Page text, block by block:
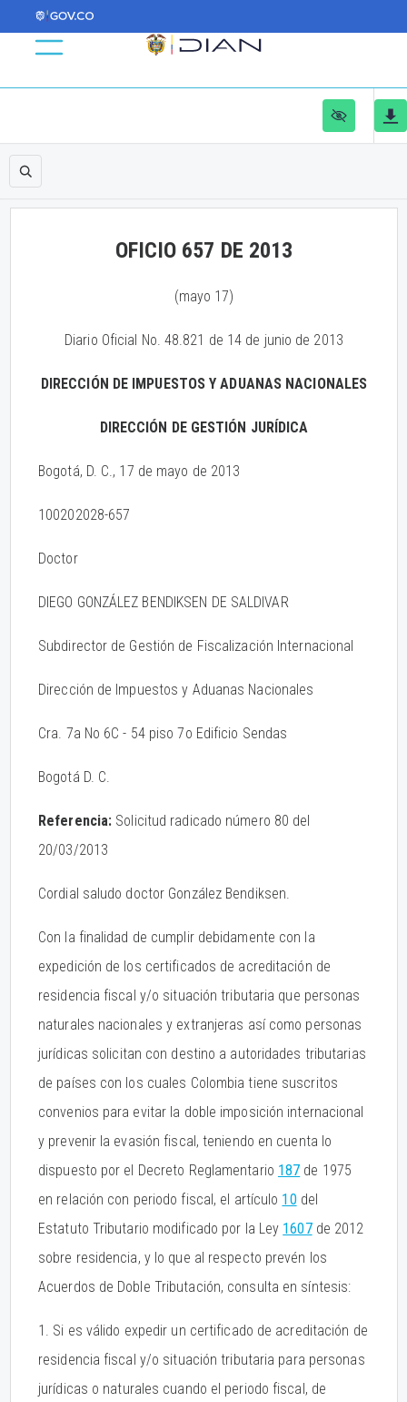
OFICIO 657 DE 2013
(mayo 17)
Diario Oficial No. 48.821 de 14 de junio de 2013
DIRECCIÓN DE IMPUESTOS Y ADUANAS NACIONALES
DIRECCIÓN DE GESTIÓN JURÍDICA
Bogotá, D. C., 17 de mayo de 2013
100202028-657
Doctor
DIEGO GONZÁLEZ BENDIKSEN DE SALDIVAR
Subdirector de Gestión de Fiscalización Internacional
Dirección de Impuestos y Aduanas Nacionales
Cra. 7a No 6C - 54 piso 7o Edificio Sendas
Bogotá D. C.
Referencia: Solicitud radicado número 80 del
20/03/2013
Cordial saludo doctor González Bendiksen.
Con la finalidad de cumplir debidamente con la
expedición de los certificados de acreditación de
residencia fiscal y/o situación tributaria que personas
naturales nacionales y extranjeras así como personas
jurídicas solicitan con destino a autoridades tributarias
de países con los cuales Colombia tiene suscritos
convenios para evitar la doble imposición internacional
y prevenir la evasión fiscal, teniendo en cuenta lo
dispuesto por el Decreto Reglamentario 187 de 1975
en relación con periodo fiscal, el artículo 10 del
Estatuto Tributario modificado por la Ley 1607de 2012
sobre residencia, y lo que al respecto prevén los
Acuerdos de Doble Tributación, consulta en síntesis:
1. Si es válido expedir un certificado de acreditación de
residencia fiscal y/o situación tributaria para personas
jurídicas o naturales cuando el periodo fiscal, de